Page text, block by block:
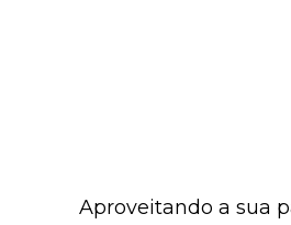
Aproveitando a sua